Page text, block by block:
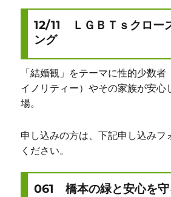
12/11 ＬＧＢＴｓクロー
ング
「結婚観」をテーマに性的少数
イノリティー）やその家族が安心
場。
申し込みの方は、下記申し込みフ
ください。
061 橋本の緑と安心を守